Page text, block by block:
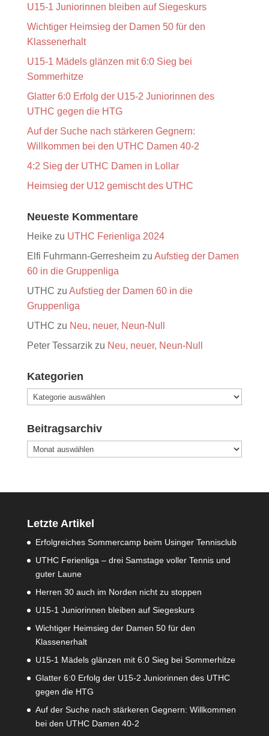
U15-1 Juniorinnen bleiben auf Siegeskurs
Wichtiger Heimsieg der Damen 50 für den
Klassenerhalt
U15-1 Mädels glänzen mit 6:0 Sieg bei
Sommerhitze
Glatter 6:0 Erfolg der U15-2 Juniorinnen des
UTHC gegen die HTG
Auf der Suche nach stärkeren Gegnern:
Willkommen bei den UTHC Damen 40-2
4:2 Sieg der UTHC Damen in Lollar
Heimsieg der U12 gemischt des UTHC
Neueste Kommentare
Heikezu UTHC Ferienliga 2024
Elfi Fuhrmann-Gerresheimzu Aufstieg der Damen
60 in die Gruppenliga
UTHC zu Aufstieg der Damen 60 in die
Gruppenliga
UTHC zu Neu, neuer, Neun-Null
Peter Tessarzikzu Neu, neuer, Neun-Null
Kategorien
Kategorien
Beitragsarchiv
Beitragsarchiv
Letzte Artikel
Erfolgreiches Sommercamp beim Usinger Tennisclub
UTHC Ferienliga – drei Samstage voller Tennis und
guter Laune
Herren 30 auch im Norden nicht zu stoppen
U15-1 Juniorinnen bleiben auf Siegeskurs
Wichtiger Heimsieg der Damen 50 für den
Klassenerhalt
U15-1 Mädels glänzen mit 6:0 Sieg bei Sommerhitze
Glatter 6:0 Erfolg der U15-2 Juniorinnen des UTHC
gegen die HTG
Auf der Suche nach stärkeren Gegnern: Willkommen
bei den UTHC Damen 40-2